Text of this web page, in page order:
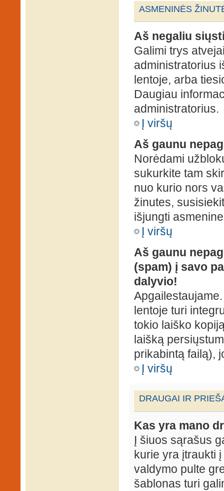
ASMENINĖS
Aš negaliu
Galimi trys
administratorius
lentoje, arba
Daugiau
administratorius.
Į viršų
Aš gaunu
Norėdami
sukurkite tam
nuo kurio nors
žinutes,
išjungti
Į viršų
Aš gaunu
(spam) į savo
dalyvio!
lentoje turi
tokio laiško
laišką
prikabintą failą),
Į viršų
DRAUGAI IR
Kas yra mano
Į šiuos sąrašus
kurie yra įtraukti
valdymo pulte
šablonas turi